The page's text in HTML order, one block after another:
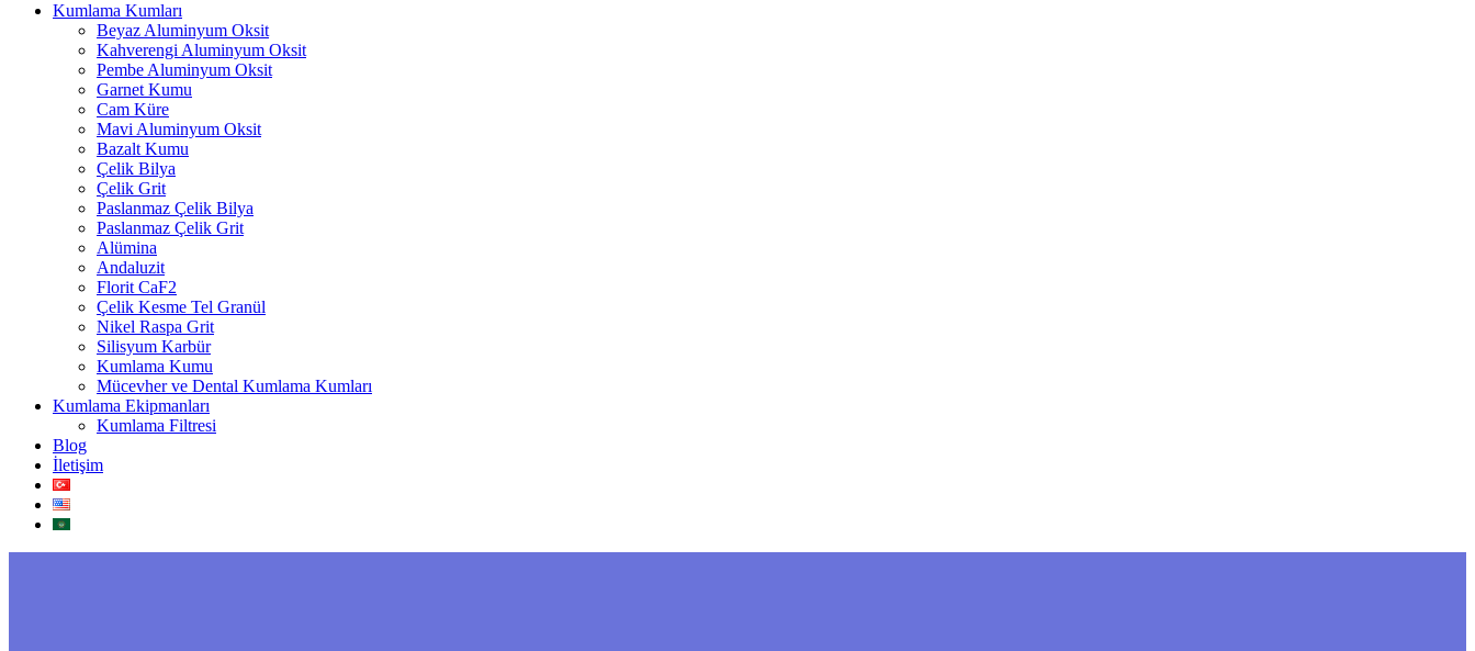
Kumlama Kumları
Beyaz Aluminyum Oksit
Kahverengi Aluminyum Oksit
Pembe Aluminyum Oksit
Garnet Kumu
Cam Küre
Mavi Aluminyum Oksit
Bazalt Kumu
Çelik Bilya
Çelik Grit
Paslanmaz Çelik Bilya
Paslanmaz Çelik Grit
Alümina
Andaluzit
Florit CaF2
Çelik Kesme Tel Granül
Nikel Raspa Grit
Silisyum Karbür
Kumlama Kumu
Mücevher ve Dental Kumlama Kumları
Kumlama Ekipmanları
Kumlama Filtresi
Blog
İletişim